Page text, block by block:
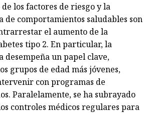
los factores de riesgo y la
de comportamientos saludables son
el aumento de la
tipo 2. En particular, la
desempeña un papel clave,
grupos de edad más jóvenes,
con programas de
Paralelamente, se ha subrayado
controles médicos regulares para